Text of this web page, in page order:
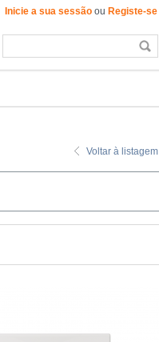
Inicie a sua sessão ou Registe-se
Voltar à listagem